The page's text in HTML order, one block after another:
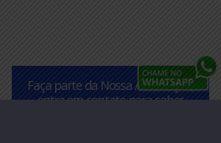
Faça parte da Nossa Associação,
entre em contato para saber